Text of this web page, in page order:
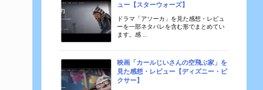
ュー【スターウォーズ】
ドラマ「アソーカ」を見た感想・レビュ
ーを一部ネタバレを含む形でまとめてい
ます。感 ...
映画「カールじいさんの空飛ぶ家」を
見た感想・レビュー【ディズニー・ピ
クサー】